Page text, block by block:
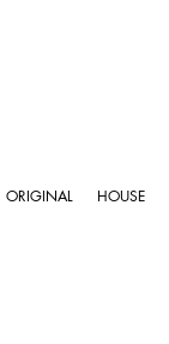
ORIGINAL HOUSE